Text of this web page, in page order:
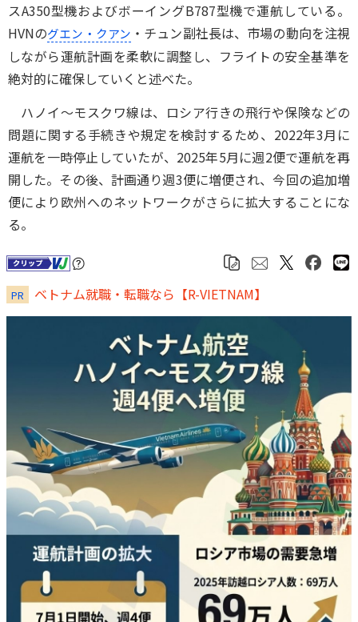
スA350型機およびボーイングB787型機で運航している。
HVNのグエン・クアン ・チュン副社長は、市場の動向を注視
しながら運航計画を柔軟に調整し、フライトの安全基準を
絶対的に確保していくと述べた。
ハノイ～モスクワ線は、ロシア行きの飛行や保険などの
問題に関する手続きや規定を検討するため、2022年3月に
運航を一時停止していたが、2025年5月に週2便で運航を再
開した。その後、計画通り週3便に増便され、今回の追加増
便により欧州へのネットワークがさらに拡大することにな
る。
PR ベトナム就職・転職なら【R-VIETNAM】